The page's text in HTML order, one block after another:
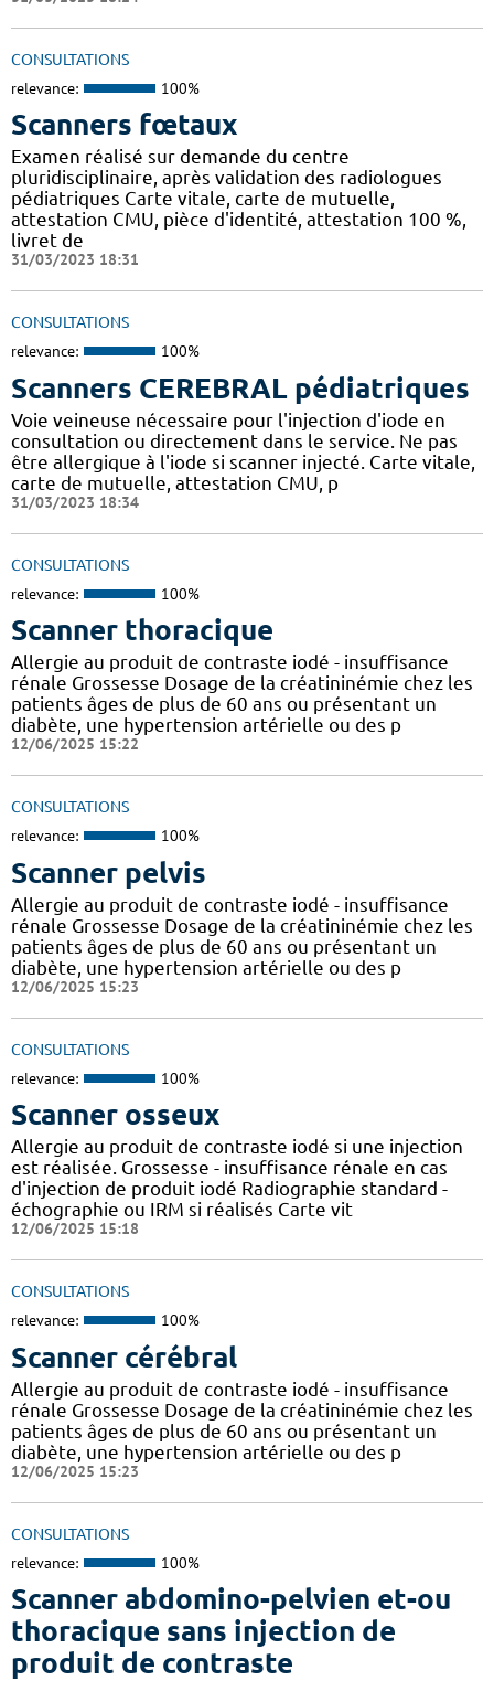
CONSULTATIONS
relevance: 100%
Scanners fœtaux
Examen réalisé sur demande du centre
pluridisciplinaire, après validation des radiologues
pédiatriques Carte vitale, carte de mutuelle,
attestation CMU, pièce d'identité, attestation 100 %,
livret de
31/03/2023 18:31
CONSULTATIONS
relevance: 100%
Scanners CEREBRAL pédiatriques
Voie veineuse nécessaire pour l'injection d'iode en
consultation ou directement dans le service. Ne pas
être allergique à l'iode si scanner injecté. Carte vitale,
carte de mutuelle, attestation CMU, p
31/03/2023 18:34
CONSULTATIONS
relevance: 100%
Scanner thoracique
Allergie au produit de contraste iodé - insuffisance
rénale Grossesse Dosage de la créatininémie chez les
patients âges de plus de 60 ans ou présentant un
diabète, une hypertension artérielle ou des p
12/06/2025 15:22
CONSULTATIONS
relevance: 100%
Scanner pelvis
Allergie au produit de contraste iodé - insuffisance
rénale Grossesse Dosage de la créatininémie chez les
patients âges de plus de 60 ans ou présentant un
diabète, une hypertension artérielle ou des p
12/06/2025 15:23
CONSULTATIONS
relevance: 100%
Scanner osseux
Allergie au produit de contraste iodé si une injection
est réalisée. Grossesse - insuffisance rénale en cas
d'injection de produit iodé Radiographie standard -
échographie ou IRM si réalisés Carte vit
12/06/2025 15:18
CONSULTATIONS
relevance: 100%
Scanner cérébral
Allergie au produit de contraste iodé - insuffisance
rénale Grossesse Dosage de la créatininémie chez les
patients âges de plus de 60 ans ou présentant un
diabète, une hypertension artérielle ou des p
12/06/2025 15:23
CONSULTATIONS
relevance: 100%
Scanner abdomino-pelvien et-ou
thoracique sans injection de
produit de contraste